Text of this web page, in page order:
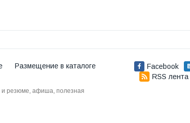
Размещение в каталоге
и резюме, афиша, полезная
Facebook
RSS лента